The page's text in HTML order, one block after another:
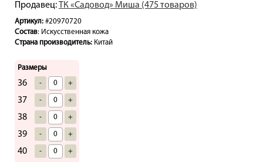
Продавец:ТК «Садовод» Миша (475 товаров)
Артикул: #20970720
Состав: Искусственная кожа
Страна производитель: Китай
Размеры
36 - +
37 - +
38 - +
39 - +
40 - +